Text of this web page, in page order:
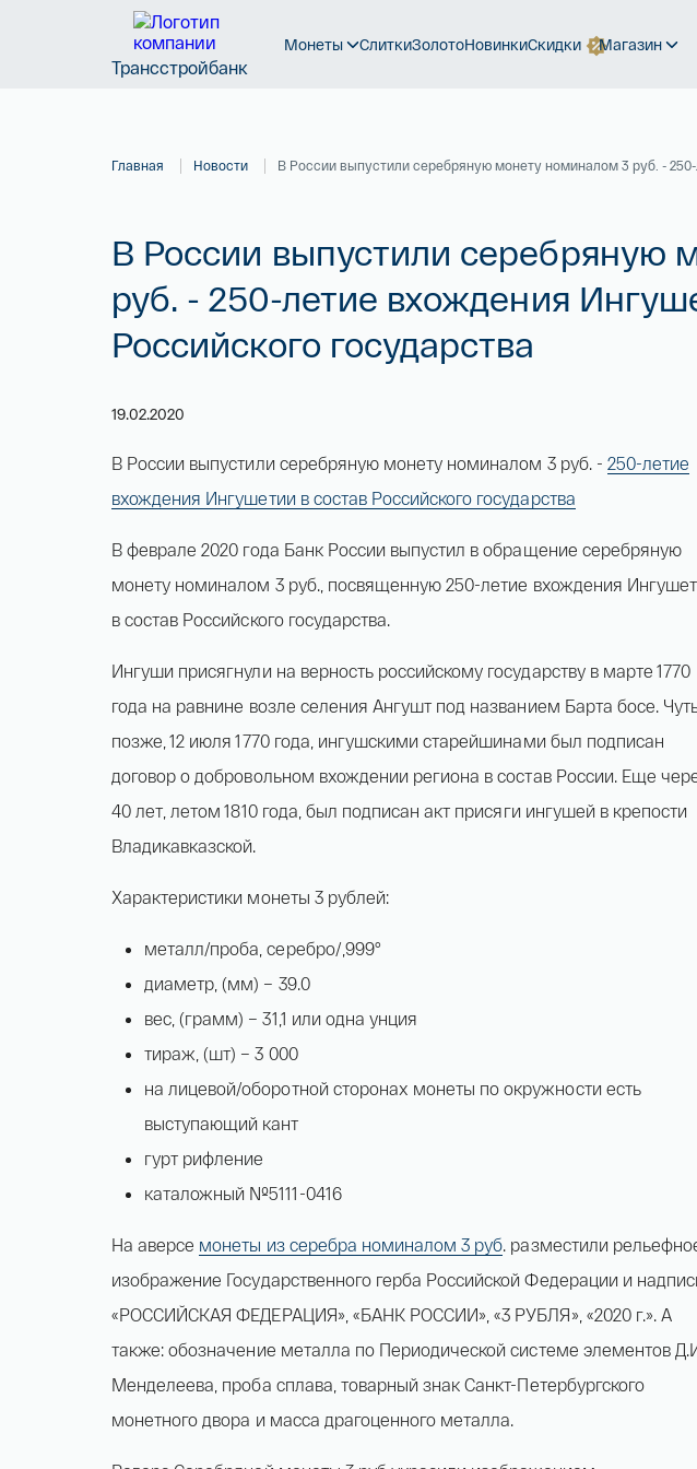
Трансстройбанк
Монеты СлиткиЗолотоНовинкиСкидки Магазин
Главная Новости В России выпустили серебряную монету номиналом 3 руб. -
В России выпустили серебряную
руб. - 250-летие вхождения
Российского государства
19.02.2020
В России выпустили серебряную монету номиналом 3 руб. - 250-летие
вхождения Ингушетии в состав Российского государства
В феврале 2020 года Банк России выпустил в обращение серебряную
монету номиналом 3 руб., посвященную 250-летие вхождения
в состав Российского государства.
Ингуши присягнули на верность российскому государству в марте 1770
года на равнине возле селения Ангушт под названием Барта босе.
позже, 12 июля 1770 года, ингушскими старейшинами был подписан
договор о добровольном вхождении региона в состав России. Еще
40 лет, летом 1810 года, был подписан акт присяги ингушей в крепости
Владикавказской.
Характеристики монеты 3 рублей:
металл/проба, серебро/,999°
диаметр, (мм) – 39.0
вес, (грамм) – 31,1 или одна унция
тираж, (шт) – 3 000
на лицевой/оборотной сторонах монеты по окружности есть
выступающий кант
гурт рифление
каталожный №5111-0416
На аверсе монеты из серебра номиналом 3 руб. разместили
изображение Государственного герба Российской Федерации и
«РОССИЙСКАЯ ФЕДЕРАЦИЯ», «БАНК РОССИИ», «3 РУБЛЯ», «2020 г.». А
также: обозначение металла по Периодической системе элементов
Менделеева, проба сплава, товарный знак Санкт-Петербургского
монетного двора и масса драгоценного металла.